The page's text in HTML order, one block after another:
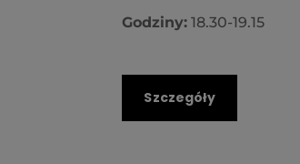
Godziny: 18.30-19.15
Szczegóły